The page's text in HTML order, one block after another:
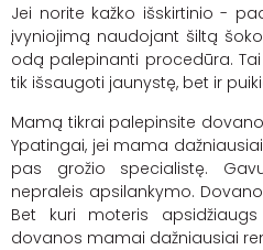
Jei norite kažko išskirtinio -
įvyniojimą naudojant šiltą
odą palepinanti procedūra.
tik išsaugoti jaunystę, bet ir
Mamą tikrai palepinsite
Ypatingai, jei mama
pas grožio specialistę.
nepraleis apsilankymo.
Bet kuri moteris apsidžiaugs
dovanos mamai dažniausiai